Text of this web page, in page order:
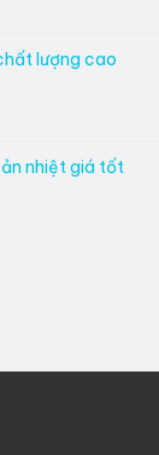
lượng cao
nhiệt giá tốt